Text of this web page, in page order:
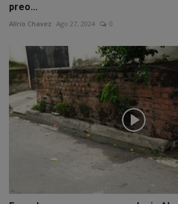
preo...
Alírio Chavez Ago 27, 2024 0